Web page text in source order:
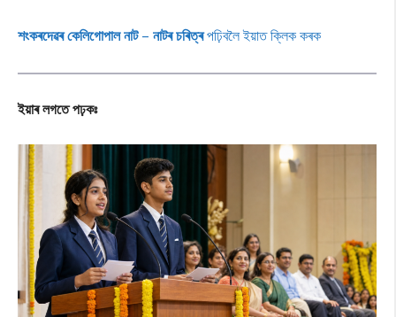
শংকৰদেৱৰ কেলিগোপাল নাট– নাটৰ চৰিত্ৰপঢ়িবলৈ ইয়াত ক্লিক কৰক
ইয়াৰ লগতে পঢ়কঃ